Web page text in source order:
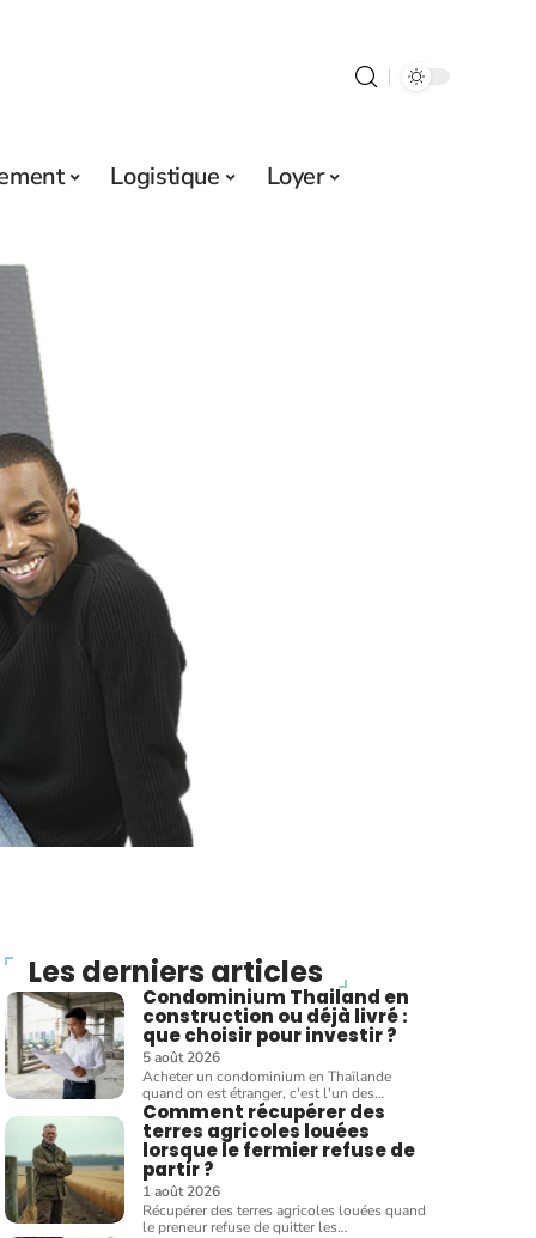
Logistique Loyer
Les derniers articles
Condominium Thailand en
construction ou déjà livré :
que choisir pour investir ?
5 août 2026
Acheter un condominium en Thaïlande
quand on est étranger, c'est l'un des…
Comment récupérer des
terres agricoles louées
lorsque le fermier refuse de
partir ?
1 août 2026
Récupérer des terres agricoles louées quand
le preneur refuse de quitter les…